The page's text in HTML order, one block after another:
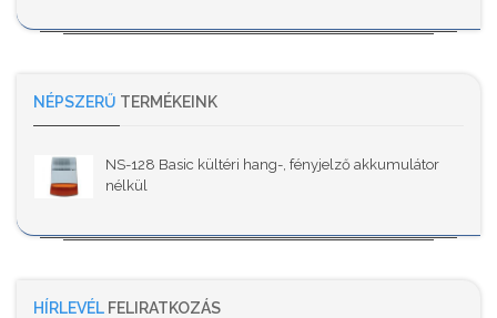
NÉPSZERŰ TERMÉKEINK
NS-128 Basic kültéri hang-, fényjelző akkumulátor
nélkül
HÍRLEVÉL FELIRATKOZÁS